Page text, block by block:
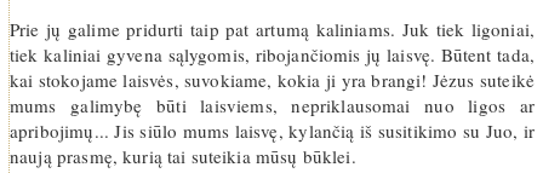
Prie jų galime pridurti taip pat artumą kaliniams. Juk tiek ligoniai,
tiek kaliniai gyvena sąlygomis, ribojančiomis jų laisvę. Būtent tada,
kai stokojame laisvės, suvokiame, kokia ji yra brangi! Jėzus suteikė
mums galimybę būti laisviems, nepriklausomai nuo ligos ar
apribojimų... Jis siūlo mums laisvę, kylančią iš susitikimo su Juo, ir
naują prasmę, kurią tai suteikia mūsų būklei.